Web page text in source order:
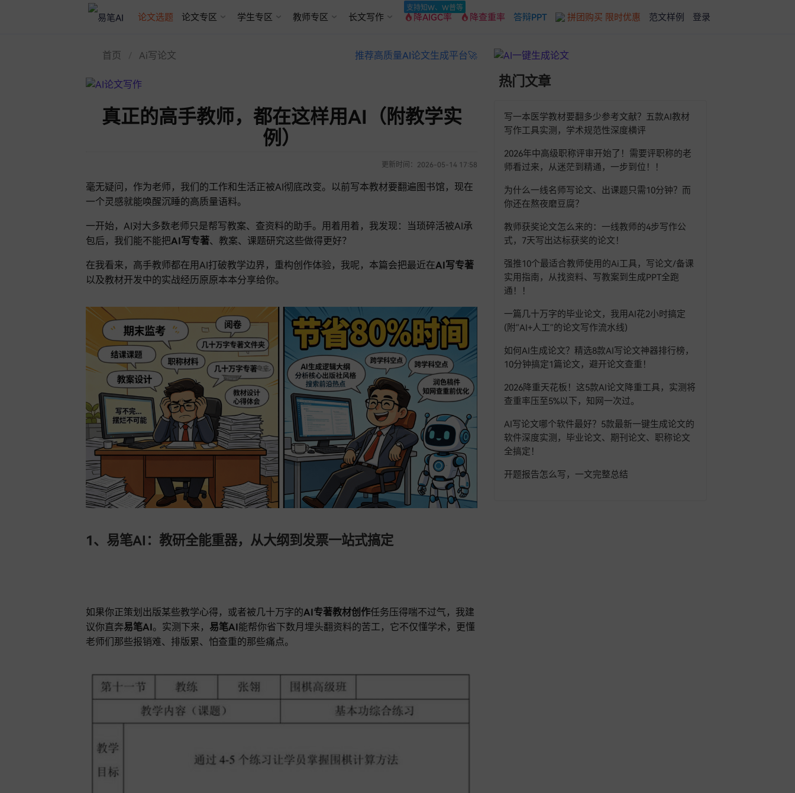
AI论文写作 论文选题 论文专区 学生专区 教师专区 长文写作
支持知W、W普等
降AIGC率 降查重率 答辩PPT 拼团购买 限时优惠 范文样例 登录
首页 Ai写论文 推荐高质量AI论文生成平台🚀
真正的高手教师，都在这样用AI（附教学实
例）
更新时间：2026-05-14 17:58
毫无疑问，作为老师，我们的工作和生活正被AI彻底改变。以前写本教材要翻遍图书馆，现在
一个灵感就能唤醒沉睡的高质量语料。
一开始，AI对大多数老师只是帮写教案、查资料的助手。用着用着，我发现：当琐碎活被AI承
包后，我们能不能把AI写专著、教案、课题研究这些做得更好？
在我看来，高手教师都在用AI打破教学边界，重构创作体验，我呢，本篇会把最近在AI写专著
以及教材开发中的实战经历原原本本分享给你。
1、易笔AI：教研全能重器，从大纲到发票一站式搞定
如果你正策划出版某些教学心得，或者被几十万字的AI专著教材创作任务压得喘不过气，我建
议你直奔易笔AI。实测下来， 易笔AI能帮你省下数月埋头翻资料的苦工，它不仅懂学术，更懂
老师们那些报销难、排版累、怕查重的那些痛点。
热门文章
写一本医学教材要翻多少参考文献？五款AI教材
写作工具实测，学术规范性深度横评
2026年中高级职称评审开始了！需要评职称的老
师看过来，从迷茫到精通，一步到位！！
为什么一线名师写论文、出课题只需10分钟？而
你还在熬夜磨豆腐？
教师获奖论文怎么来的：一线教师的4步写作公
式，7天写出达标获奖的论文！
强推10个最适合教师使用的Ai工具，写论文/备课
实用指南，从找资料、写教案到生成PPT全跑
通！！
一篇几十万字的毕业论文，我用AI花2小时搞定
(附“AI+人工”的论文写作流水线)
如何AI生成论文？精选8款AI写论文神器排行榜，
10分钟搞定1篇论文，避开论文查重！
2026降重天花板！这5款AI论文降重工具，实测将
查重率压至5%以下，知网一次过。
AI写论文哪个软件最好？5款最新一键生成论文的
软件深度实测，毕业论文、期刊论文、职称论文
全搞定！
开题报告怎么写，一文完整总结